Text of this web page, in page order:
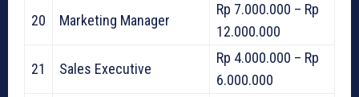
20 Marketing Manager
Rp 7.000.000 – Rp
12.000.000
21 Sales Executive
Rp 4.000.000 – Rp
6.000.000